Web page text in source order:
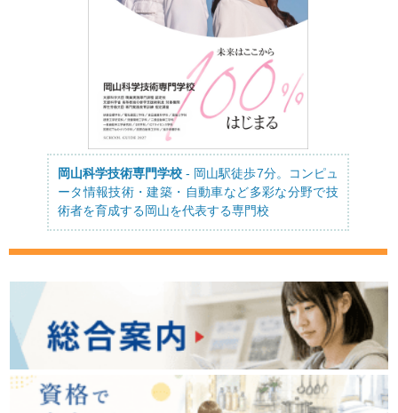
岡山科学技術専門学校 - 岡山駅徒歩7分。コンピュ
ータ情報技術・建築・自動車など多彩な分野で技
術者を育成する岡山を代表する専門校